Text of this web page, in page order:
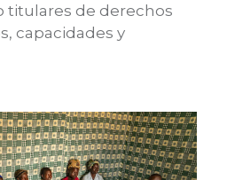
titulares de derechos
capacidades y